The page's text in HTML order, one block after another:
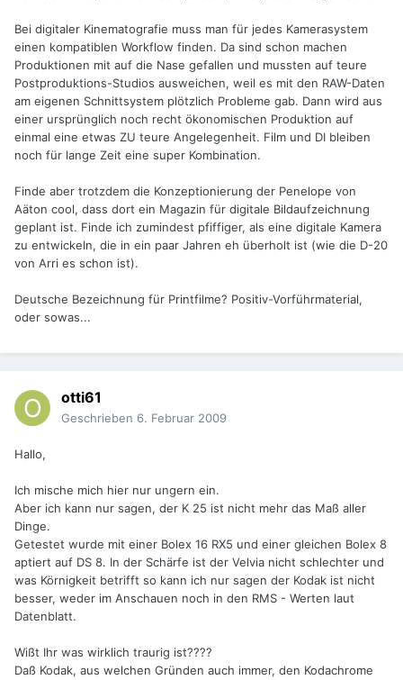
Bei digitaler Kinematografie muss man für jedes Kamerasystem
einen kompatiblen Workflow finden. Da sind schon machen
Produktionen mit auf die Nase gefallen und mussten auf teure
Postproduktions-Studios ausweichen, weil es mit den RAW-Daten
am eigenen Schnittsystem plötzlich Probleme gab. Dann wird aus
einer ursprünglich noch recht ökonomischen Produktion auf
einmal eine etwas ZU teure Angelegenheit. Film und DI bleiben
noch für lange Zeit eine super Kombination.
Finde aber trotzdem die Konzeptionierung der Penelope von
Aäton cool, dass dort ein Magazin für digitale Bildaufzeichnung
geplant ist. Finde ich zumindest pfiffiger, als eine digitale Kamera
zu entwickeln, die in ein paar Jahren eh überholt ist (wie die D-20
von Arri es schon ist).
Deutsche Bezeichnung für Printfilme? Positiv-Vorführmaterial,
oder sowas...
otti61
Geschrieben 6. Februar 2009
Hallo,
Ich mische mich hier nur ungern ein.
Aber ich kann nur sagen, der K 25 ist nicht mehr das Maß aller
Dinge.
Getestet wurde mit einer Bolex 16 RX5 und einer gleichen Bolex 8
aptiert auf DS 8. In der Schärfe ist der Velvia nicht schlechter und
was Körnigkeit betrifft so kann ich nur sagen der Kodak ist nicht
besser, weder im Anschauen noch in den RMS - Werten laut
Datenblatt.
Wißt Ihr was wirklich traurig ist????
Daß Kodak, aus welchen Gründen auch immer, den Kodachrome